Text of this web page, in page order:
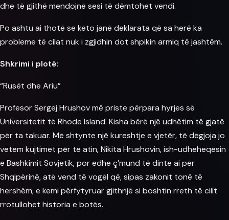
dhe të gjithë mendojnë sesi të dëmtohet vendi.
Po ashtu ai thotë se këto janë deklarata që sa herë ka
probleme të cilat nuk i zgjidhin dot shpikin armiq të jashtëm.
Shkrimi i plotë:
“Rusët dhe Ariu”
Profesor Sergej Hrushov më priste përpara hyrjes së
Universitetit të Rhode Island. Kisha bërë një udhëtim të gjatë
për ta takuar. Më shtynte një kureshtje e vjetër, të dëgjoja jo
vetëm kujtimet për të atin, Nikita Hrushovin, ish-udhëheqësin
e Bashkimit Sovjetik, por edhe ç’mund të dinte ai për
Shqipërinë, atë vend të vogël që, sipas zakonit tonë të
hershëm, e kemi përfytyruar gjithnjë si boshtin rreth të cilit
rrotullohet historia e botës.